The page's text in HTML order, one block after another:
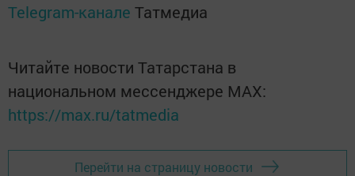
Telegram-канале Татмедиа
Читайте новости Татарстана в
национальном мессенджере MАХ:
https://max.ru/tatmedia
Перейти на страницу новости